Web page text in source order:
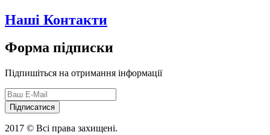
Наші Контакти
Форма підписки
Підпишіться на отримання інформації
Підписатися
2017 © Всі права захищені.